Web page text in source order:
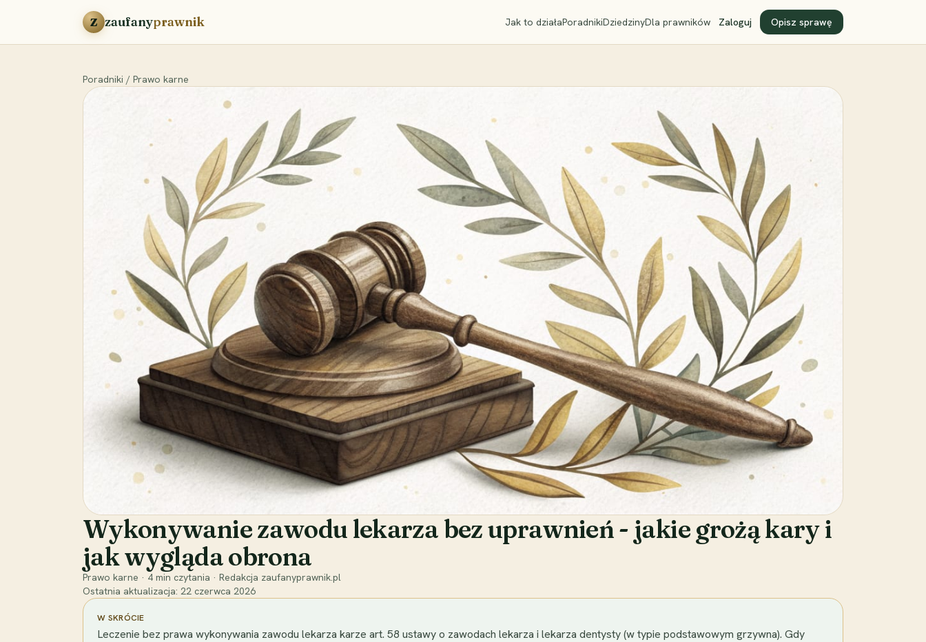
Przejdź do treści
Z zaufanyprawnik Jak to działaPoradnikiDziedzinyDla prawników Zaloguj Opisz sprawę
Poradniki / Prawo karne
Wykonywanie zawodu lekarza bez uprawnień - jakie grożą kary i
jak wygląda obrona
Prawo karne · 4 min czytania · Redakcja zaufanyprawnik.pl
Ostatnia aktualizacja: 22 czerwca 2026
W SKRÓCIE
Leczenie bez prawa wykonywania zawodu lekarza karze art. 58 ustawy o zawodach lekarza i lekarza dentysty (w typie podstawowym grzywna). Gdy